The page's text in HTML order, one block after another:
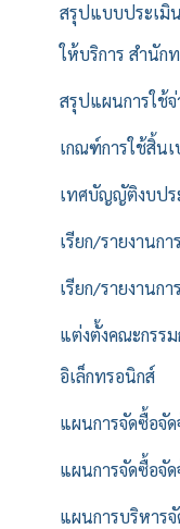
สรุปแบบประเมิ
ให้บริการ สำนัก
สรุปแผนการใช้
เกณฑ์การใช้สิ้น
เทศบัญญัติงบปร
เรียก/รายงานก
เรียก/รายงานก
แต่งตั้งคณะกรร
อิเล็กทรอนิกส์
แผนการจัดซื้อจัด
แผนการจัดซื้อจั
แผนการบริหารจั